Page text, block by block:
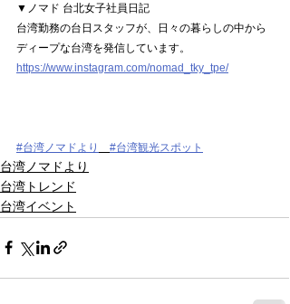
▼ノマド 台北女子社員日記
台湾勤務の台日スタッフが、日々の暮らしの中から
ディープな台湾を発信しています。
https://www.instagram.com/nomad_tky_tpe/
#台湾ノマドより #台湾観光スポット
台湾ノマドより
台湾トレンド
台湾イベント